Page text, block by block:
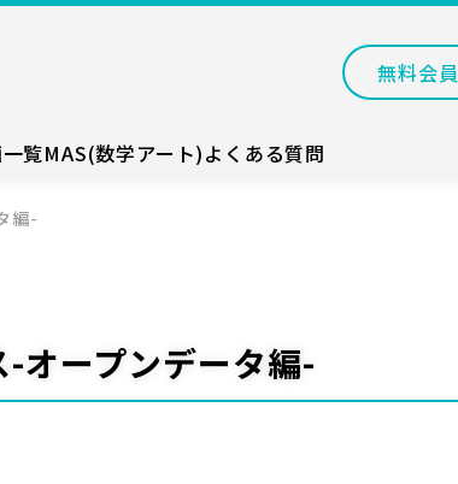
無料会
覧MAS(数学アート)よくある質問
編-
オープンデータ編-